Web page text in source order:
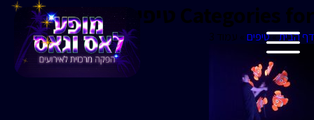
Categories for טיפים
דף הבית»טיפים » עמוד 3